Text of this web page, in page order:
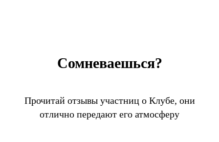
Сомневаешься?
Прочитай отзывы участниц о Клубе, они
отлично передают его атмосферу